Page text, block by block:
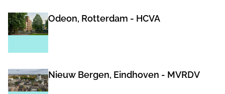
Odeon, Rotterdam - HCVA
Nieuw Bergen, Eindhoven - MVRDV